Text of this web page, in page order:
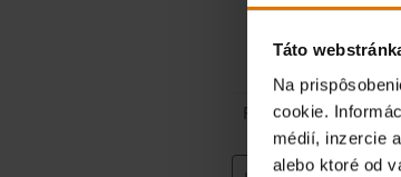
Táto
Na
cookie.
médií, inzercie
alebo ktoré od